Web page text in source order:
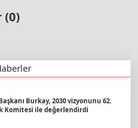
(0)
Burkay, 2030 vizyonunu 62.
Komitesi ile değerlendirdi